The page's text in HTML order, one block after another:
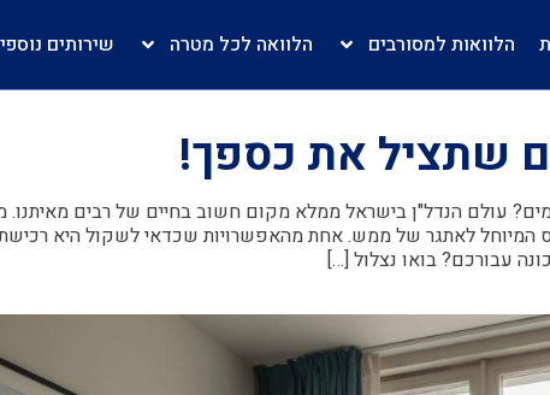
הלוואות למסורבים הלוואה לכל מטרה שירותים
עולם הנדל"ן בישראל ממלא מקום חשוב בחיים של רבים מאיתנו.
המיוחל לאתגר של ממש. אחת מהאפשרויות שכדאי לשקול היא
עבורכם? בואו נצלול […]